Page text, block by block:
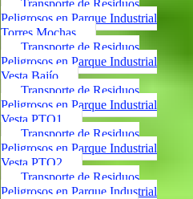
Transporte de Residuos
Peligrosos en Parque Industrial
Torres Mochas
Transporte de Residuos
Peligrosos en Parque Industrial
Vesta Bajío
Transporte de Residuos
Peligrosos en Parque Industrial
Vesta PTO1
Transporte de Residuos
Peligrosos en Parque Industrial
Vesta PTO2
Transporte de Residuos
Peligrosos en Parque Industrial